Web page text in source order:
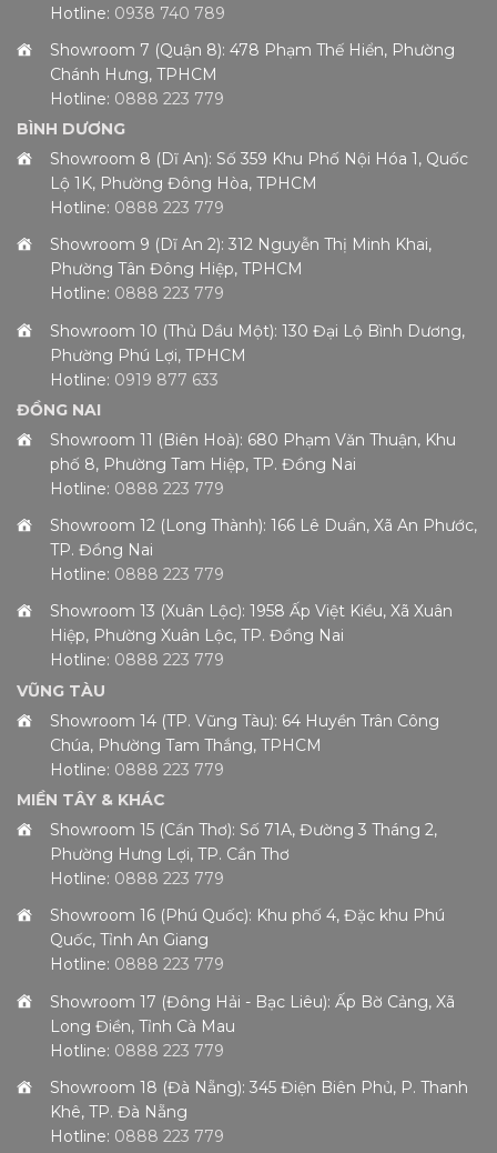
Hotline: 0938 740 789
Showroom 7 (Quận 8): 478 Phạm Thế Hiển, Phường
Chánh Hưng, TPHCM
Hotline: 0888 223 779
BÌNH DƯƠNG
Showroom 8 (Dĩ An): Số 359 Khu Phố Nội Hóa 1, Quốc
Lộ 1K, Phường Đông Hòa, TPHCM
Hotline: 0888 223 779
Showroom 9 (Dĩ An 2): 312 Nguyễn Thị Minh Khai,
Phường Tân Đông Hiệp, TPHCM
Hotline: 0888 223 779
Showroom 10 (Thủ Dầu Một): 130 Đại Lộ Bình Dương,
Phường Phú Lợi, TPHCM
Hotline: 0919 877 633
ĐỒNG NAI
Showroom 11 (Biên Hoà): 680 Phạm Văn Thuận, Khu
phố 8, Phường Tam Hiệp, TP. Đồng Nai
Hotline: 0888 223 779
Showroom 12 (Long Thành): 166 Lê Duẩn, Xã An Phước,
TP. Đồng Nai
Hotline: 0888 223 779
Showroom 13 (Xuân Lộc): 1958 Ấp Việt Kiều, Xã Xuân
Hiệp, Phường Xuân Lộc, TP. Đồng Nai
Hotline: 0888 223 779
VŨNG TÀU
Showroom 14 (TP. Vũng Tàu): 64 Huyền Trân Công
Chúa, Phường Tam Thắng, TPHCM
Hotline: 0888 223 779
MIỀN TÂY & KHÁC
Showroom 15 (Cần Thơ): Số 71A, Đường 3 Tháng 2,
Phường Hưng Lợi, TP. Cần Thơ
Hotline: 0888 223 779
Showroom 16 (Phú Quốc): Khu phố 4, Đặc khu Phú
Quốc, Tỉnh An Giang
Hotline: 0888 223 779
Showroom 17 (Đông Hải - Bạc Liêu): Ấp Bờ Cảng, Xã
Long Điền, Tỉnh Cà Mau
Hotline: 0888 223 779
Showroom 18 (Đà Nẵng): 345 Điện Biên Phủ, P. Thanh
Khê, TP. Đà Nẵng
Hotline: 0888 223 779